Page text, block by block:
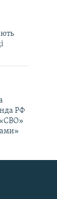
РФ